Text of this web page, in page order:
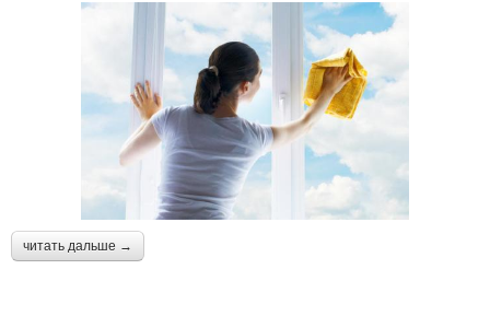
читать дальше →